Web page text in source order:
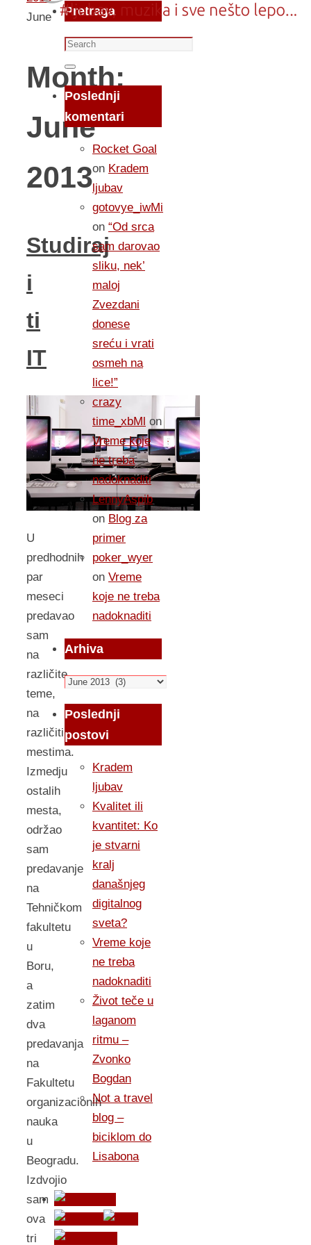
June
Month:
June
2013
Studiraj
i
ti
IT
U
predhodnih
par
meseci
predavao
sam
na
različite
teme,
na
različitim
mestima.
Izmedju
ostalih
mesta,
održao
sam
predavanje
na
Tehničkom
fakultetu
u
Boru,
a
zatim
dva
predavanja
na
Fakultetu
organizacionih
nauka
u
Beogradu.
Izdvojio
sam
ova
tri
Pretraga
Search
for:
Search
Poslednji
komentari
Rocket Goal
on Kradem
ljubav
gotovye_iwMi
on “Od srca
sam darovao
sliku, nek’
maloj
Zvezdani
donese
sreću i vrati
osmeh na
lice!”
crazy
time_xbMl on
Vreme koje
ne treba
nadoknaditi
LennyAspib
on Blog za
primer
poker_wyer
on Vreme
koje ne treba
nadoknaditi
Arhiva
Arhiva
Poslednji
postovi
Kradem
ljubav
Kvalitet ili
kvantitet: Ko
je stvarni
kralj
današnjeg
digitalnog
sveta?
Vreme koje
ne treba
nadoknaditi
Život teče u
laganom
ritmu –
Zvonko
Bogdan
Not a travel
blog –
biciklom do
Lisabona